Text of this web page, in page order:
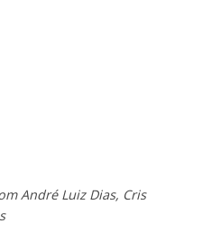
André Luiz Dias, Cris